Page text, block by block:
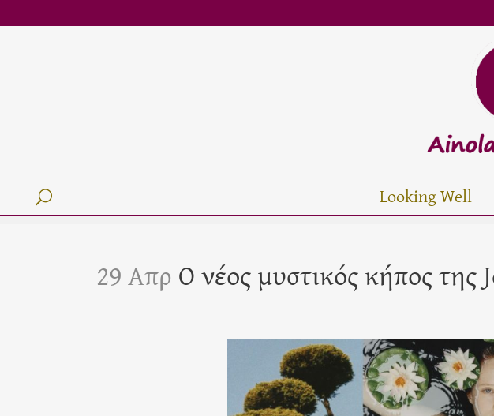
Looking Well
29 Απρ Ο νέος μυστικός κήπος